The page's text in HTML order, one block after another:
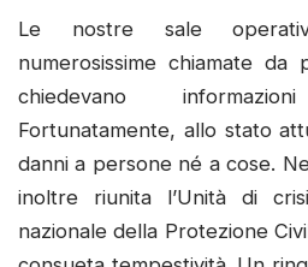
Le nostre sale
numerosissime chiamate
chiedevano
Fortunatamente, allo stato
danni a persone né a cose.
inoltre riunita l’Unità di
nazionale della Protezione